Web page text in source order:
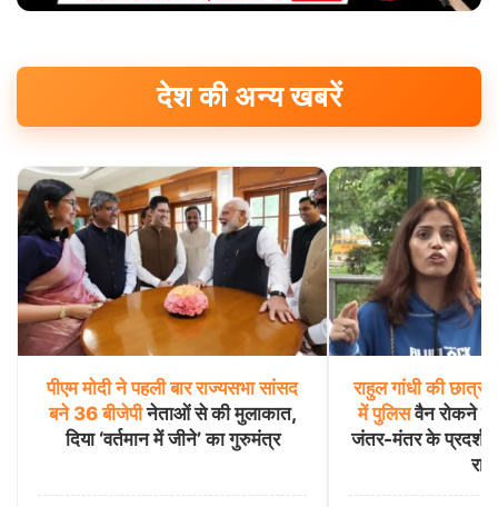
देश की अन्य खबरें
पीएम मोदी ने पहली बार राज्यसभा सांसद
बने 36 बीजेपीनेताओं से की मुलाकात,
दिया ‘वर्तमान में जीने’ का गुरुमंत्र
राहुल गांधी की छात्रों
में पुलिसवैन रोकने
जंतर-मंतर के
राज